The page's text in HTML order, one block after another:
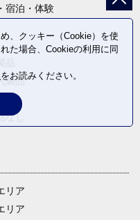
宿泊・体験
製品
し
リア
リア
、クッキー（Cookie）を使
た場合、Cookieの利用に同
をお読みください。